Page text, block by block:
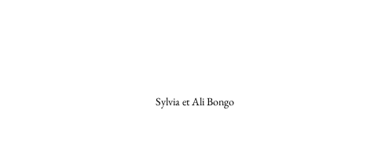
Sylvia et Ali Bongo